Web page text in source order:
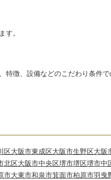
す。
特徴、設備などのこだわり条件
区大阪市東成区大阪市生野区大阪
北区大阪市中央区堺市堺区堺市中
市大東市和泉市箕面市柏原市羽曳